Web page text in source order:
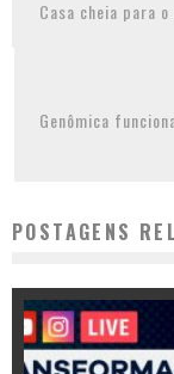
Casa cheia para
Genômica
POSTAGENS